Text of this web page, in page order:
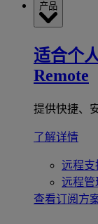
产品
适合个
Remote
提供快捷、
了解详情
远程支
远程管
查看订阅方